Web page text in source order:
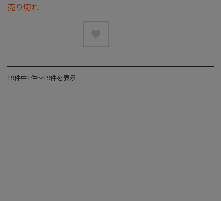
売り切れ
19件中1件〜19件を表示